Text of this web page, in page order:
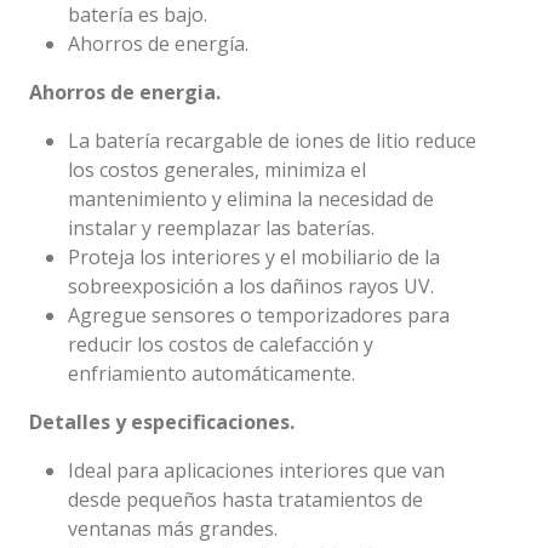
batería es bajo.
Ahorros de energía.
Ahorros de energia.
La batería recargable de iones de litio reduce
los costos generales, minimiza el
mantenimiento y elimina la necesidad de
instalar y reemplazar las baterías.
Proteja los interiores y el mobiliario de la
sobreexposición a los dañinos rayos UV.
Agregue sensores o temporizadores para
reducir los costos de calefacción y
enfriamiento automáticamente.
Detalles y especificaciones.
Ideal para aplicaciones interiores que van
desde pequeños hasta tratamientos de
ventanas más grandes.